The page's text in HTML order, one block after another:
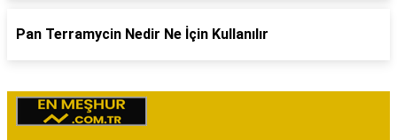
Pan Terramycin Nedir Ne İçin Kullanılır